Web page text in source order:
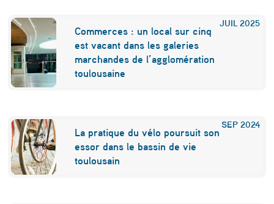
JUIL 2025
Commerces : un local sur cinq
est vacant dans les galeries
marchandes de l’agglomération
toulousaine
SEP 2024
La pratique du vélo poursuit son
essor dans le bassin de vie
toulousain